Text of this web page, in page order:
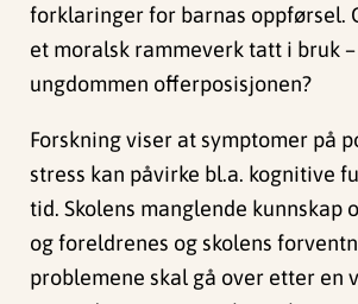
forklaringer for barnas oppførsel.
et moralsk rammeverk tatt i bruk
ungdommen offerposisjonen?
Forskning viser at symptomer på
stress kan påvirke bl.a. kognitive
tid. Skolens manglende kunnskap
og foreldrenes og skolens
problemene skal gå over etter en